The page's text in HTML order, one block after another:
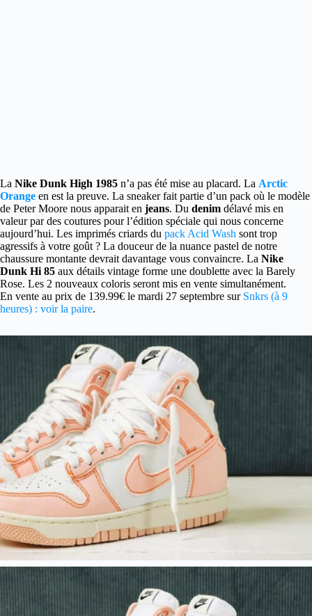
La Nike Dunk High 1985 n’a pas été mise au placard. La Arctic
Orange en est la preuve. La sneaker fait partie d’un pack où le modèle
de Peter Moore nous apparait en jeans. Du denim délavé mis en
valeur par des coutures pour l’édition spéciale qui nous concerne
aujourd’hui. Les imprimés criards du pack Acid Wash sont trop
agressifs à votre goût ? La douceur de la nuance pastel de notre
chaussure montante devrait davantage vous convaincre. La Nike
Dunk Hi 85 aux détails vintage forme une doublette avec la Barely
Rose. Les 2 nouveaux coloris seront mis en vente simultanément.
En vente au prix de 139.99€ le mardi 27 septembre sur Snkrs (à 9
heures) : voir la paire.